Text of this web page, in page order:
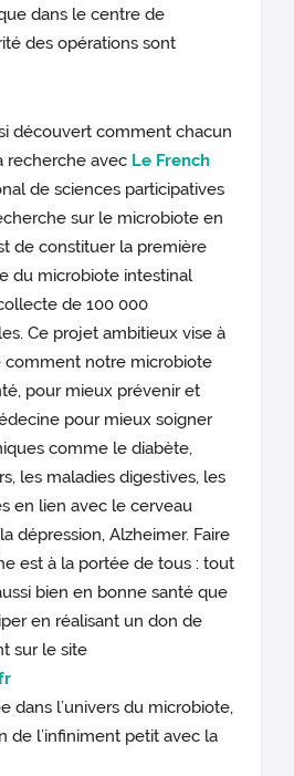
dans le centre de
des opérations sont
découvert comment chacun
recherche avec Le French
de sciences participatives
sur le microbiote en
de constituer la première
du microbiote intestinal
de 100 000
Ce projet ambitieux vise à
comment notre microbiote
pour mieux prévenir et
pour mieux soigner
comme le diabète,
les maladies digestives, les
en lien avec le cerveau
dépression, Alzheimer. Faire
est à la portée de tous : tout
bien en bonne santé que
en réalisant un don de
sur le site
dans l’univers du microbiote,
de l’infiniment petit avec la